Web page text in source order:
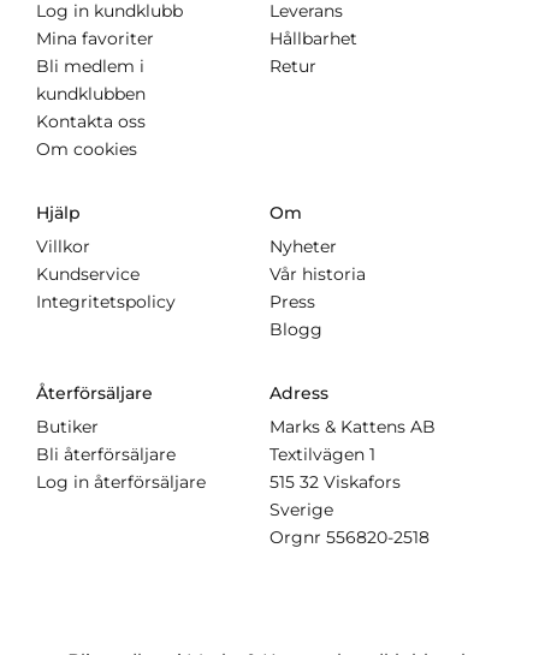
Log in kundklubb
Mina favoriter
Bli medlem i
kundklubben
Kontakta oss
Om cookies
Leverans
Hållbarhet
Retur
Hjälp
Villkor
Kundservice
Integritetspolicy
Om
Nyheter
Vår historia
Press
Blogg
Återförsäljare
Butiker
Bli återförsäljare
Log in återförsäljare
Adress
Marks & Kattens AB
Textilvägen 1
515 32 Viskafors
Sverige
Orgnr 556820-2518